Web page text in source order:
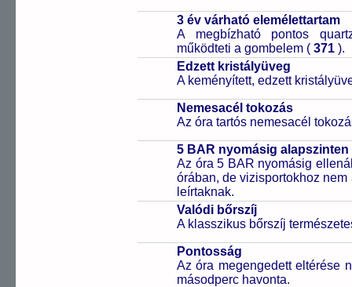
3 év várható elemélettartam
A megbízható pontos
működteti a gombelem ( 371 ).
Edzett kristályüveg
A keményített, edzett
Nemesacél tokozás
Az óra tartós nemesacél
5 BAR nyomásig alapszinten
Az óra 5 BAR nyomásig
órában, de vizisportokhoz
leírtaknak.
Valódi bőrszíj
A klasszikus bőrszíj
Pontosság
Az óra megengedett eltérése
másodperc havonta.